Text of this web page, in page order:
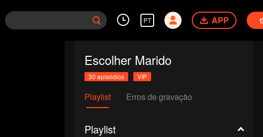
PT APP
Escolher Marido
30 episódios VIP
Playlist Erros de gravação
Playlist